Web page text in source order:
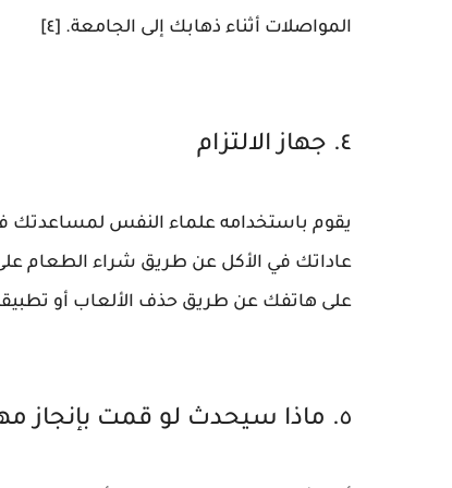
المواصلات أثناء ذهابك إلى الجامعة. [٤]
٤. جهاز الالتزام
يقوم باستخدامه علماء النفس لمساعدتك
عاداتك في الأكل عن طريق شراء الطعام
على هاتفك عن طريق حذف الألعاب أو
٥. ماذا سيحدث لو قمت بإنجاز مهمتي؟